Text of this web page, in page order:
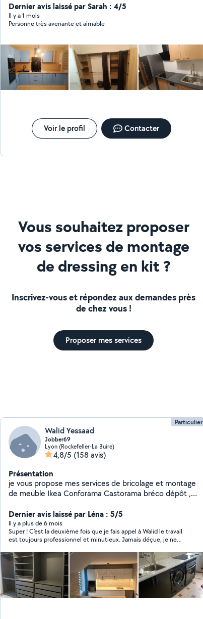
besoins avec des tarifs accessibles disponible 7jr/7jr .》
Dernier avis laissé par Sarah : 4/5
Il y a 1 mois
Personne très avenante et aimable
Voir le profil Contacter
Vous souhaitez proposer
vos services de montage
de dressing en kit ?
Inscrivez-vous et répondez aux demandes près
de chez vous !
Proposer mes services
Particulier
Walid Yessaad
Jobber69
Lyon (Rockefeller-La Buire)
4,8/5 (158 avis)
Présentation
je vous propose mes services de bricolage et montage
de meuble Ikea Conforama Castorama bréco dépôt ,
tableau et luminaire plafonnier led , installation de
tringle à rideau
Dernier avis laissé par Léna : 5/5
Il y a plus de 6 mois
Super ! C’est la deuxième fois que je fais appel à Walid le travail
est toujours professionnel et minutieux. Jamais déçue, je ne
pour tous, travail sérieux et Walid est très gentil!